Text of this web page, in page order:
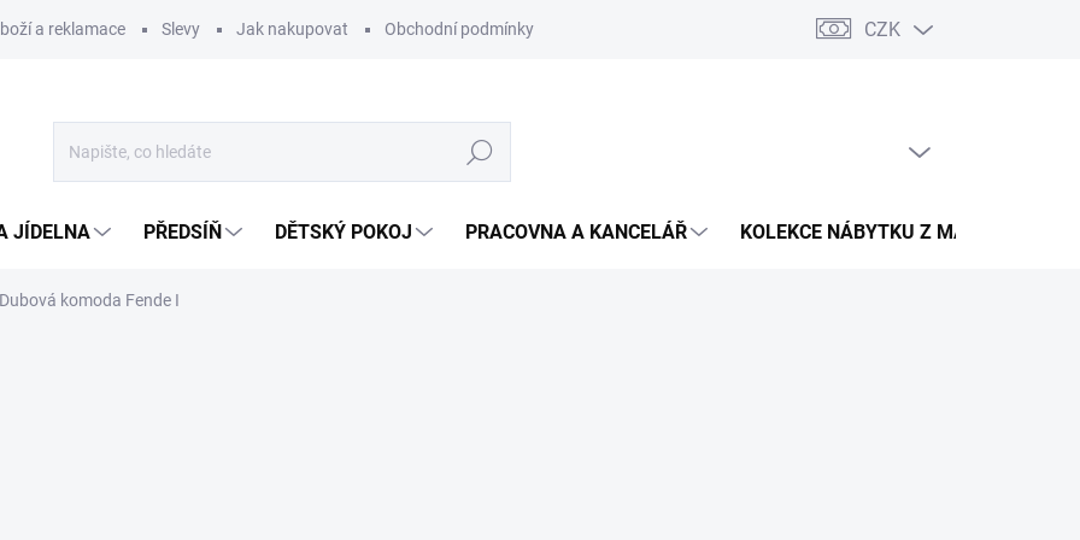
a reklamace Slevy Jak nakupovat Obchodní podmínky Podmínky ochrany osobních údajů Pojištění zásilky
CZK
Hledat
JÍDELNA PŘEDSÍŇ DĚTSKÝ POKOJ PRACOVNA A KANCELÁŘ KOLEKCE NÁBYTKU Z MASIVU
Dubová komoda Fende I